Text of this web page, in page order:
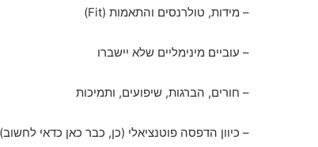
– מידות, טולרנסים והתאמות (Fit)
– עוביים מינימליים שלא יישברו
– חורים, הברגות, שיפועים, ותמיכות
– כיוון הדפסה פוטנציאלי (כן, כבר כאן כדאי לחשוב)